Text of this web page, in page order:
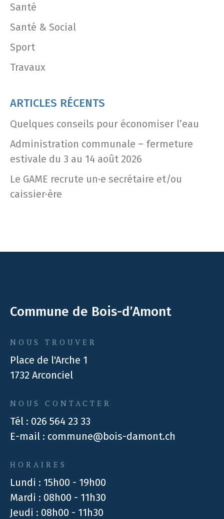
Santé
Santé & Social
Sport
Travaux
ARTICLES RÉCENTS
Quelques conseils pour économiser l’eau
Administration communale – fermeture
estivale du 3 au 14 août 2026
Le GAME recrute un·e secrétaire et/ou
caissier·ère
Commune de Bois-d’Amont
NOUS TROUVER
Place de l'Arche 1
1732 Arconciel
NOUS CONTACTER
Tél : 026 564 23 33
E-mail : commune@bois-damont.ch
HORAIRES
Lundi : 15h00 - 19h00
Mardi : 08h00 - 11h30
Jeudi : 08h00 - 11h30